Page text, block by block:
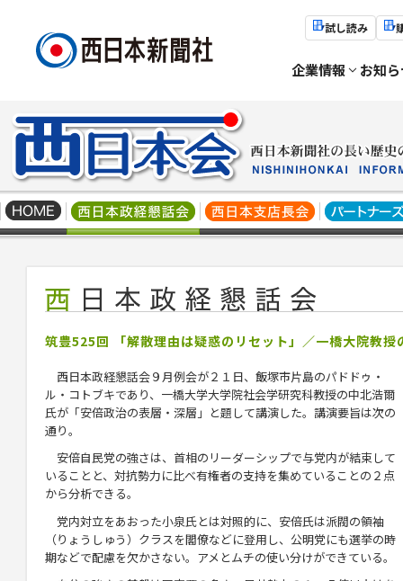
試し読み
企業情報 お知
筑豊525回 「解散理由は疑惑のリセット」／一橋大院教
西日本政経懇話会９月例会が２１日、飯塚市片島のパドドゥ・
ル・コトブキであり、一橋大学大学院社会学研究科教授の中北浩爾
氏が「安倍政治の表層・深層」と題して講演した。講演要旨は次の
通り。
安倍自民党の強さは、首相のリーダーシップで与党内が結束して
いることと、対抗勢力に比べ有権者の支持を集めていることの２点
から分析できる。
党内対立をあおった小泉氏とは対照的に、安倍氏は派閥の領袖
（りょうしゅう）クラスを閣僚などに登用し、公明党にも選挙の時
期などで配慮を欠かさない。アメとムチの使い分けができている。